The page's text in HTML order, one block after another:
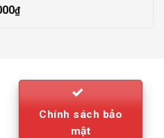
₫Current
Chính sách bảo
mật